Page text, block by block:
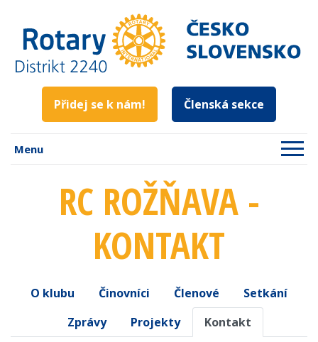
Přidej se k nám! Členská sekce
Menu
RC ROŽŇAVA -
KONTAKT
O klubu Činovníci Členové
Setkání
Zprávy
Projekty Kontakt